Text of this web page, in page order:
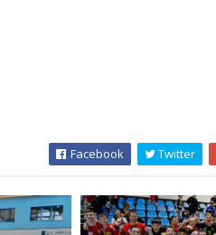
Facebook Twitter